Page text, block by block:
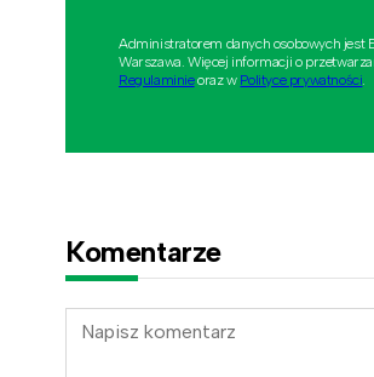
Administratorem danych osobowych jest
Warszawa. Więcej informacji o
Regulaminieoraz w Polityce prywatności
Komentarze